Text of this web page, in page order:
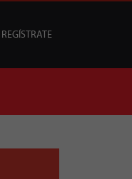
REGÍSTRATE